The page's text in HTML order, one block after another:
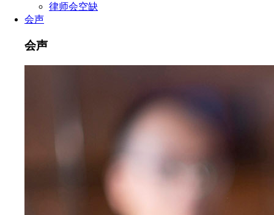
律师会空缺
会声
会声